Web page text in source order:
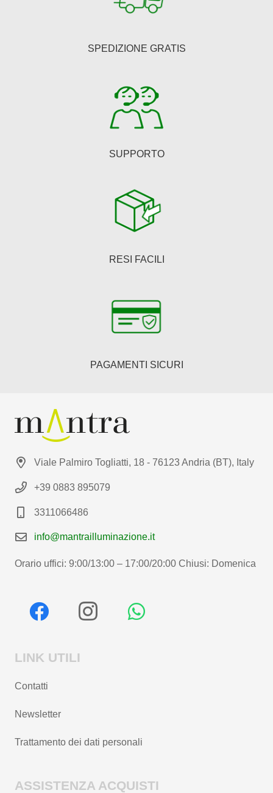
opzioni
pagina
prodotto
SPEDIZIONE GRATIS
SUPPORTO
RESI FACILI
PAGAMENTI SICURI
Viale Palmiro Togliatti, 18 - 76123 Andria (BT), Italy
+39 0883 895079
3311066486
info@mantrailluminazione.it
Orario uffici: 9:00/13:00 – 17:00/20:00 Chiusi: Domenica
LINK UTILI
Contatti
Newsletter
Trattamento dei dati personali
ASSISTENZA ACQUISTI